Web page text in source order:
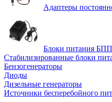
Адаптеры
Блоки питания БПП
Стабилизированные блоки
Бензогенераторы
Диоды
Дизельные генераторы
Источники бесперебойного